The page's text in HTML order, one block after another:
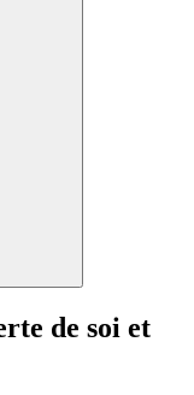
de soi et